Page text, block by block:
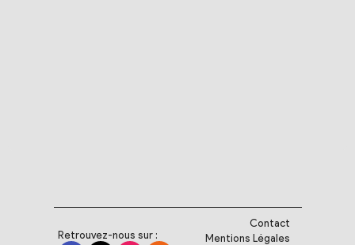
Retrouvez-nous sur :
Contact
Mentions Légales